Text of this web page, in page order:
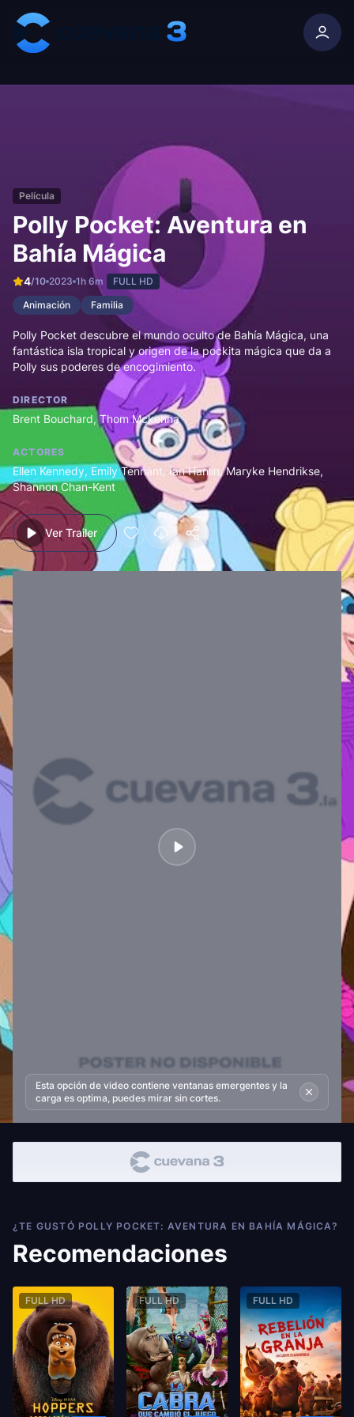
Película
Polly Pocket: Aventura en
Bahía Mágica
4/10 2023 1h 6m
FULL HD
Animación
Familia
Polly Pocket descubre el mundo oculto de Bahía Mágica, una
fantástica isla tropical y origen de la pockita mágica que da a
Polly sus poderes de encogimiento.
DIRECTOR
Brent Bouchard,Thom Mckenna
ACTORES
Ellen Kennedy,Emily Tennant ,Ian Hanlin,Maryke Hendrikse,
Shannon Chan-Kent
Ver Trailer
Esta opción de video contiene ventanas emergentes y la
carga es optima, puedes mirar sin cortes.
¿TE GUSTÓ POLLY POCKET: AVENTURA EN BAHÍA MÁGICA?
Recomendaciones
FULL HD FULL HD FULL HD